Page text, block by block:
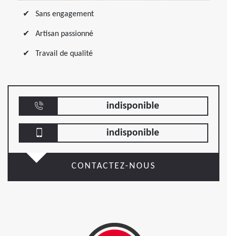
Sans engagement
Artisan passionné
Travail de qualité
indisponible
indisponible
CONTACTEZ-NOUS